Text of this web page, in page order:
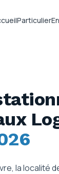
Particulier
la